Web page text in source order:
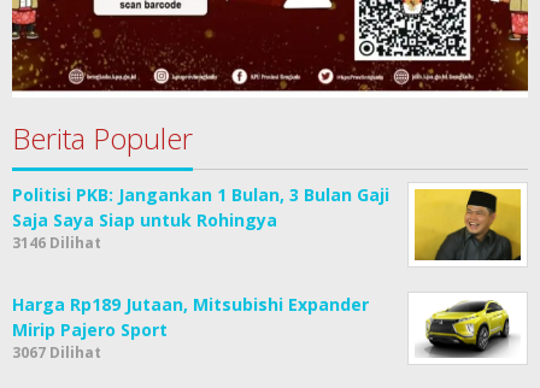
Berita Populer
Politisi PKB: Jangankan 1 Bulan, 3 Bulan Gaji
Saja Saya Siap untuk Rohingya
3146 Dilihat
Harga Rp189 Jutaan, Mitsubishi Expander
Mirip Pajero Sport
3067 Dilihat